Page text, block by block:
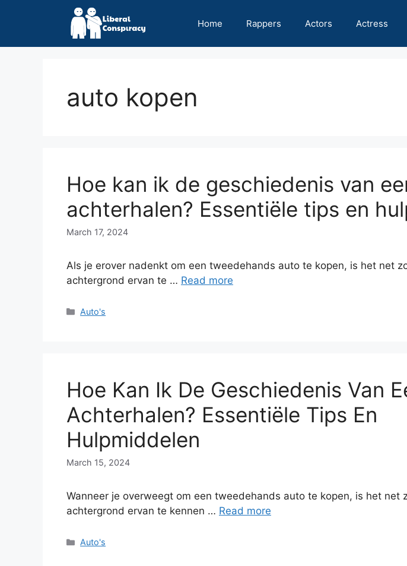
Home Rappers Actors Actress
auto kopen
Hoe kan ik de geschiedenis van
achterhalen? Essentiële tips en
March 17, 2024
Als je erover nadenkt om een ​​tweedehands auto te kopen, is het net
achtergrond ervan te … Read more
Categories
Auto's
Hoe Kan Ik De Geschiedenis Van
Achterhalen? Essentiële Tips En
Hulpmiddelen
March 15, 2024
Wanneer je overweegt om een tweedehands auto te kopen, is het net
achtergrond ervan te kennen … Read more
Categories
Auto's